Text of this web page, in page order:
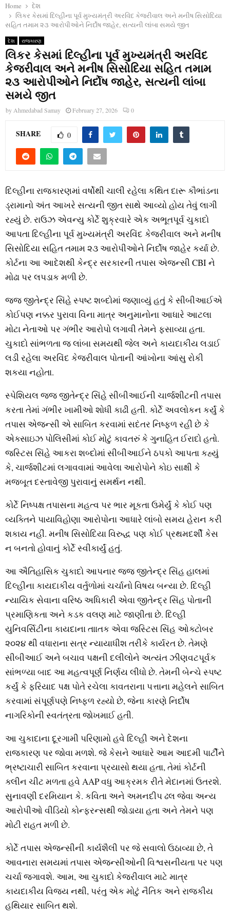
Home
દેશ
લિકર કેસમાં દિલ્‍હીના પૂર્વ મુખ્‍યમંત્રી અરવિંદ કેજરીવાલ અને મનીષ સિસોદિયા
સહિત તમામ ૨૩ આરોપીઓને નિર્દોષ જાહેર, સત્યની લાંબા સમયે જીત
દેશ રાજકારણ
લિકર કેસમાં દિલ્‍હીના પૂર્વ મુખ્‍યમંત્રી અરવિંદ
કેજરીવાલ અને મનીષ સિસોદિયા સહિત તમામ
૨૩ આરોપીઓને નિર્દોષ જાહેર, સત્યની લાંબા
સમયે જીત
by Ahmedabad Samay February 27, 2026 0
SHARE 0
દિલ્‍હીના રાજકારણમાં વર્ષોથી ચાલી રહેલા કથિત દારૂ કૌભાંડના
ડ્રામાનો અંત આખરે સત્‍યની જીત સાથે આવ્‍યો હોય તેવું લાગી
રહ્યું છે. રાઉઝ એવન્‍યુ કોર્ટે શુક્રવારે એક અભૂતપૂર્વ ચુકાદો
આપતા દિલ્‍હીના પૂર્વ મુખ્‍યમંત્રી અરવિંદ કેજરીવાલ અને મનીષ
સિસોદિયા સહિત તમામ ૨૩ આરોપીઓને નિર્દોષ જાહેર કર્યા છે.
કોર્ટના આ આદેશથી કેન્‍દ્ર સરકારની તપાસ એજન્‍સી CBI ને
મોઢા પર લપડાક મળી છે.
જજ જીતેન્‍દ્ર સિંહે સ્‍પષ્ટ શબ્‍દોમાં જણાવ્‍યું હતું કે સીબીઆઈએ
કોઈપણ નક્કર પુરાવા વિના માત્ર અનુમાનોના આધારે આટલા
મોટા નેતાઓ પર ગંભીર આરોપો લગાવી તેમને ફસાવ્‍યા હતા.
ચુકાદો સાંભળતા જ લાંબા સમયથી જેલ અને કાયદાકીય લડાઈ
લડી રહેલા અરવિંદ કેજરીવાલ પોતાની આંખોના આંસુ રોકી
શકયા નહોતા.
સ્‍પેશિયલ જજ જીતેન્‍દ્ર સિંહે સીબીઆઈની ચાર્જશીટની તપાસ
કરતા તેમાં ગંભીર ખામીઓ શોધી કાઢી હતી. કોર્ટે અવલોકન કર્યું કે
તપાસ એજન્‍સી એ સાબિત કરવામાં સદંતર નિષ્‍ફળ રહી છે કે
એક્‍સાઇઝ પોલિસીમાં કોઈ મોટું કાવતરું કે ગુનાહિત ઈરાદો હતો.
જસ્‍ટિસ સિંહે આકરા શબ્‍દોમાં સીબીઆઈને ઠપકો આપતા કહ્યું
કે, ચાર્જશીટમાં લગાવવામાં આવેલા આરોપોને કોઇ સાક્ષી કે
મજબૂત દસ્‍તાવેજી પુરાવાનું સમર્થન નથી.
કોર્ટે નિષ્‍પક્ષ તપાસના મહત્‍વ પર ભાર મૂકતા ઉમેર્યું કે કોઈ પણ
વ્‍યક્‍તિને પાયાવિહોણા આરોપોના આધારે લાંબો સમય હેરાન કરી
શકાય નહીં. મનીષ સિસોદિયા વિરુદ્ધ પણ કોઈ પ્રથમદર્શી કેસ
ન બનતો હોવાનું કોર્ટે સ્‍વીકાર્યું હતું.
આ ઐતિહાસિક ચુકાદો આપનાર જજ જીતેન્‍દ્ર સિંહ હાલમાં
દિલ્‍હીના કાયદાકીય વર્તુળોમાં ચર્ચાનો વિષય બન્‍યા છે. દિલ્‍હી
ન્‍યાયિક સેવાના વરિષ્ઠ અધિકારી એવા જીતેન્‍દ્ર સિંહ પોતાની
પ્રમાણિકતા અને કડક વલણ માટે જાણીતા છે. દિલ્‍હી
યુનિવર્સિટીના કાયદાના તાાતક એવા જસ્‍ટિસ સિંહ ઓક્‍ટોબર
૨૦૨૪ થી વધારાના સત્ર ન્‍યાયાધીશ તરીકે કાર્યરત છે. તેમણે
સીબીઆઈ અને બચાવ પક્ષની દલીલોને અત્‍યંત ઝીણવટપૂર્વક
સાંભળ્‍યા બાદ આ મહત્‍વપૂર્ણ નિર્ણય લીધો છે. તેમની બેન્‍ચે સ્‍પષ્ટ
કર્યું કે ફરિયાદ પક્ષ પોતે રચેલા કાવતરાના પત્તાના મહેલને સાબિત
કરવામાં સંપૂર્ણપણે નિષ્‍ફળ રહ્યો છે, જેના કારણે નિર્દોષ
નાગરિકોની સ્‍વતંત્રતા જોખમાઈ હતી.
આ ચુકાદાના દૂરગામી પરિણામો હવે દિલ્‍હી અને દેશના
રાજકારણ પર જોવા મળશે. જે કેસને આધારે આમ આદમી પાર્ટીને
ભ્રષ્ટાચારી સાબિત કરવાના પ્રયાસો થયા હતા, તેમાં કોર્ટની
ક્‍લીન ચીટ મળતા હવે AAP વધુ આક્રમક રીતે મેદાનમાં ઉતરશે.
સુનાવણી દરમિયાન કે. કવિતા અને અમનદીપ ઢલ જેવા અન્‍ય
આરોપીઓ વીડિયો કોન્‍ફરન્‍સથી જોડાયા હતા અને તેમને પણ
મોટી રાહત મળી છે.
કોર્ટે તપાસ એજન્‍સીની કાર્યશૈલી પર જે સવાલો ઉઠાવ્‍યા છે, તે
આવનારા સમયમાં તપાસ એજન્‍સીઓની વિશ્વસનીયતા પર પણ
ચર્ચા જગાવશે. આમ, આ ચુકાદો કેજરીવાલ માટે માત્ર
કાયદાકીય વિજય નથી, પરંતુ એક મોટું નૈતિક અને રાજકીય
હથિયાર સાબિત થશે.